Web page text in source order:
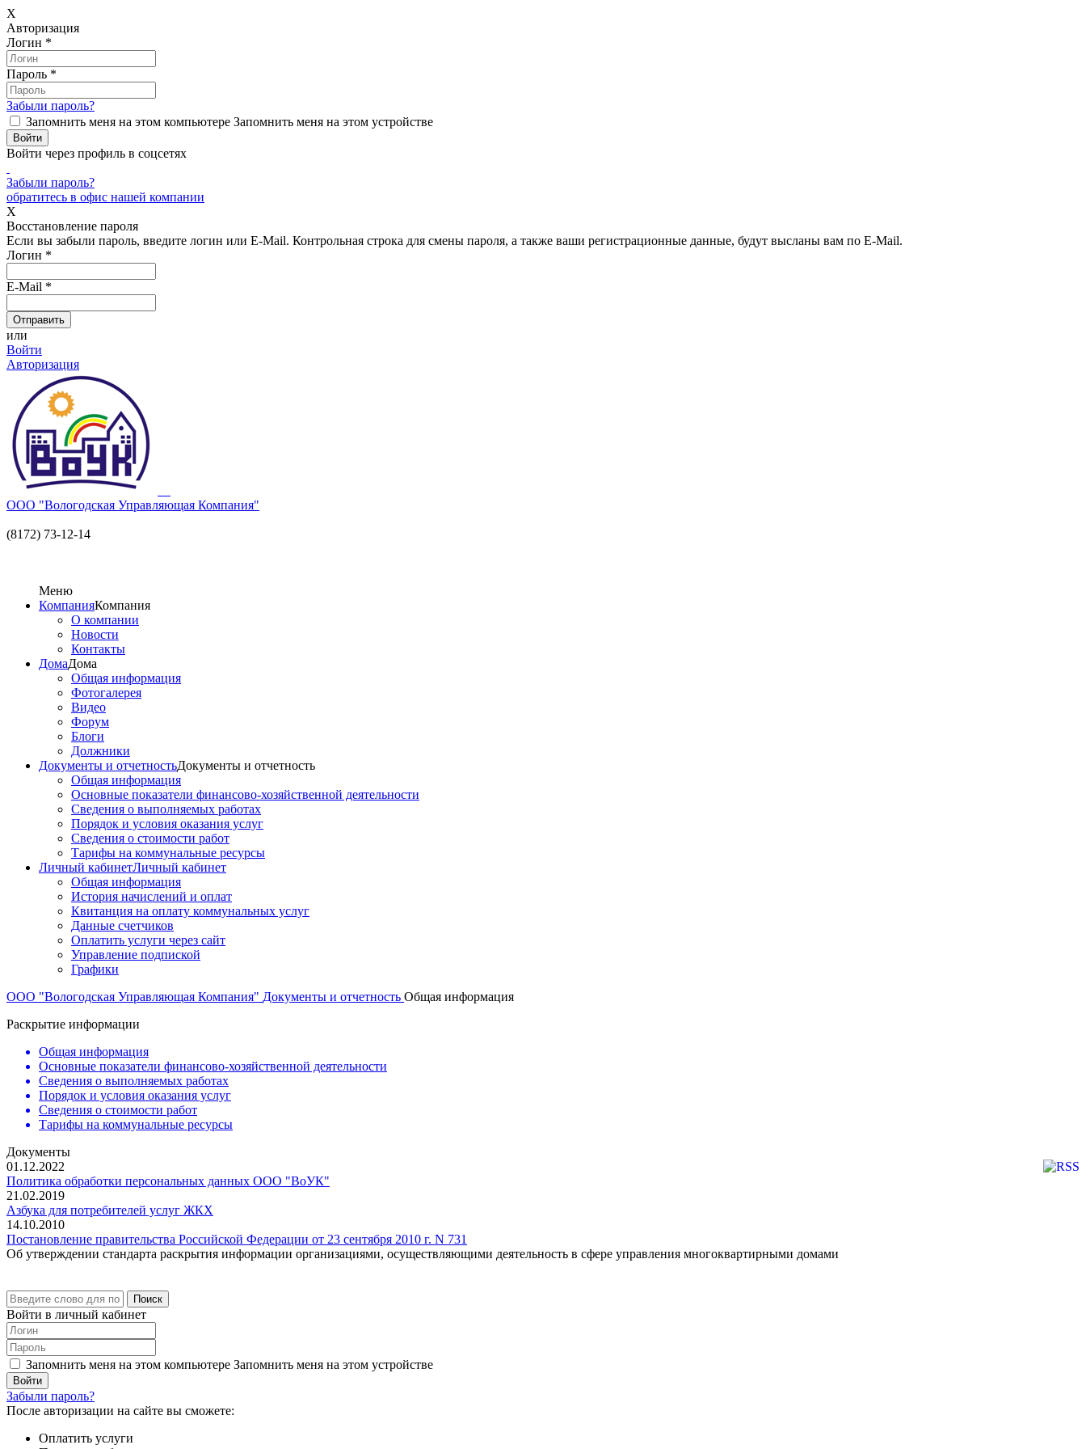
X
Авторизация
Логин *
Пароль *
Забыли пароль?
Запомнить меня на этом компьютере Запомнить меня на этом устройстве
Войти через профиль в соцсетях
Забыли пароль?
обратитесь в офис нашей компании
X
Восстановление пароля
Если вы забыли пароль, введите логин или E-Mail. Контрольная строка для смены пароля, а также ваши регистрационные данные, будут высланы вам по E-Mail.
Логин *
E-Mail *
или
Войти
Авторизация
ООО "Вологодская Управляющая Компания"
(8172) 73-12-14
Меню
КомпанияКомпания
О компании
Новости
Контакты
ДомаДома
Общая информация
Фотогалерея
Видео
Форум
Блоги
Должники
Документы и отчетностьДокументы и отчетность
Общая информация
Основные показатели финансово-хозяйственной деятельности
Сведения о выполняемых работах
Порядок и условия оказания услуг
Сведения о стоимости работ
Тарифы на коммунальные ресурсы
Личный кабинетЛичный кабинет
Общая информация
История начислений и оплат
Квитанция на оплату коммунальных услуг
Данные счетчиков
Оплатить услуги через сайт
Управление подпиской
Графики
ООО "Вологодская Управляющая Компания" Документы и отчетность Общая информация
Раскрытие информации
Общая информация
Основные показатели финансово-хозяйственной деятельности
Сведения о выполняемых работах
Порядок и условия оказания услуг
Сведения о стоимости работ
Тарифы на коммунальные ресурсы
Документы
01.12.2022
Политика обработки персональных данных ООО "ВоУК"
21.02.2019
Азбука для потребителей услуг ЖКХ
14.10.2010
Постановление правительства Российской Федерации от 23 сентября 2010 г. N 731
Об утверждении стандарта раскрытия информации организациями, осуществляющими деятельность в сфере управления многоквартирными домами
Поиск
Войти в личный кабинет
Запомнить меня на этом компьютере Запомнить меня на этом устройстве
Забыли пароль?
После авторизации на сайте вы сможете:
Оплатить услуги